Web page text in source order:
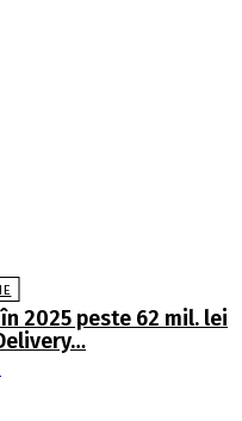
2025 peste 62 mil. lei